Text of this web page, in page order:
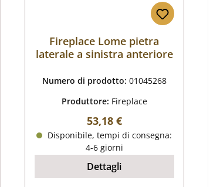
Fireplace Lome pietra
laterale a sinistra anteriore
Numero di prodotto: 01045268
Produttore: Fireplace
Prezzo normale:
53,18 €
Disponibile, tempi di consegna:
4-6 giorni
Dettagli